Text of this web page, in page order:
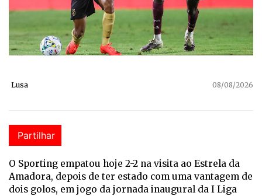
Lusa 08/08/2026
Partilhar
O Sporting empatou hoje 2-2 na visita ao Estrela da
Amadora, depois de ter estado com uma vantagem de
dois golos, em jogo da jornada inaugural da I Liga